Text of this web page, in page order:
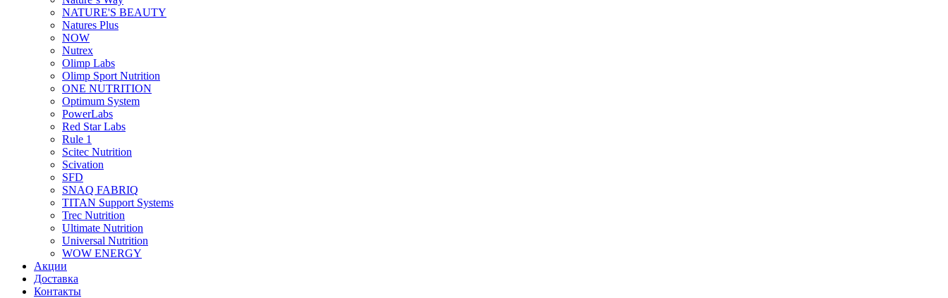
NATURE'S BEAUTY
Natures Plus
NOW
Nutrex
Olimp Labs
Olimp Sport Nutrition
ONE NUTRITION
Optimum System
PowerLabs
Red Star Labs
Rule 1
Scitec Nutrition
Scivation
SFD
SNAQ FABRIQ
TITAN Support Systems
Trec Nutrition
Ultimate Nutrition
Universal Nutrition
WOW ENERGY
Акции
Доставка
Контакты